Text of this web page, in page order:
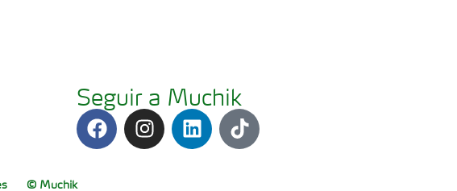
Seguir a Muchik
© Muchik